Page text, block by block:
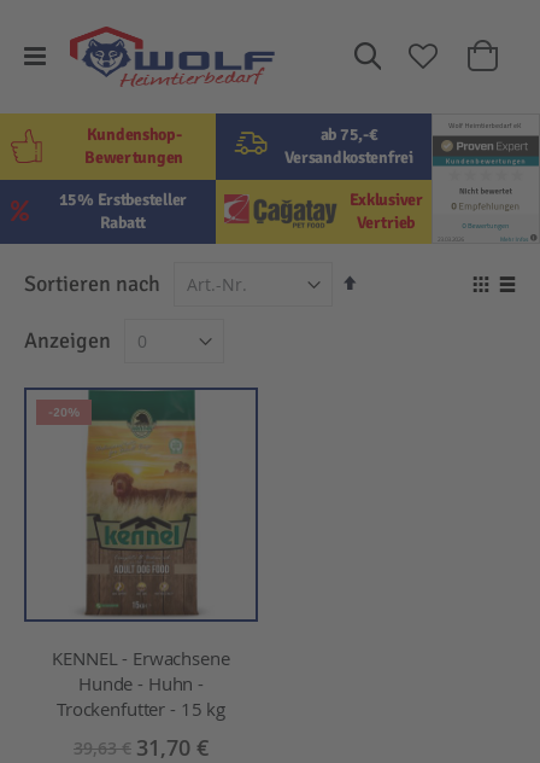
Suche
Mein
ab 75,-€
Versandkostenfrei
Exklusiver
Vertrieb
15% Erstbesteller
Rabatt
Kundenshop-
Bewertungen
Sortieren nach
In
Anzeigen
-20%
KENNEL - Erwachsene
Hunde - Huhn -
Trockenfutter - 15 kg
39,63 € 31,70 €